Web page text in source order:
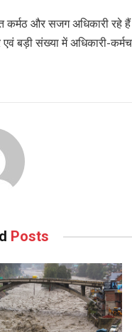
कर्मठ और सजग अधिकारी रहे
बड़ी संख्या में अधिकारी-
Posts